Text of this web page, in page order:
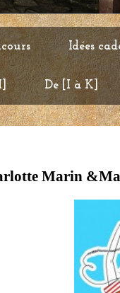
Idées
De [I à K]
Marin